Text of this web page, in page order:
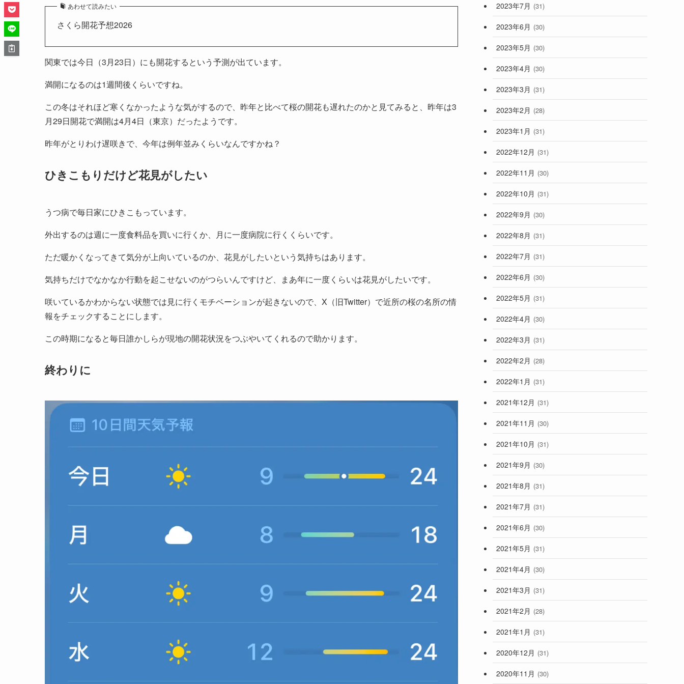
あわせて読みたい
さくら開花予想2026
関東では今日（3月23日）にも開花するという予測が出ています。
満開になるのは1週間後くらいですね。
この冬はそれほど寒くなかったような気がするので、昨年と比べて桜の開花も遅れたのかと見てみると、昨年は3
月29日開花で満開は4月4日（東京）だったようです。
昨年がとりわけ遅咲きで、今年は例年並みくらいなんですかね？
ひきこもりだけど花見がしたい
うつ病で毎日家にひきこもっています。
外出するのは週に一度食料品を買いに行くか、月に一度病院に行くくらいです。
ただ暖かくなってきて気分が上向いているのか、花見がしたいという気持ちはあります。
気持ちだけでなかなか行動を起こせないのがつらいんですけど、まあ年に一度くらいは花見がしたいです。
咲いているかわからない状態では見に行くモチベーションが起きないので、X（旧Twitter）で近所の桜の名所の情
報をチェックすることにします。
この時期になると毎日誰かしらが現地の開花状況をつぶやいてくれるので助かります。
終わりに
2023年7月 (31)
2023年6月 (30)
2023年5月 (30)
2023年4月 (30)
2023年3月 (31)
2023年2月 (28)
2023年1月 (31)
2022年12月 (31)
2022年11月 (30)
2022年10月 (31)
2022年9月 (30)
2022年8月 (31)
2022年7月 (31)
2022年6月 (30)
2022年5月 (31)
2022年4月 (30)
2022年3月 (31)
2022年2月 (28)
2022年1月 (31)
2021年12月 (31)
2021年11月 (30)
2021年10月 (31)
2021年9月 (30)
2021年8月 (31)
2021年7月 (31)
2021年6月 (30)
2021年5月 (31)
2021年4月 (30)
2021年3月 (31)
2021年2月 (28)
2021年1月 (31)
2020年12月 (31)
2020年11月 (30)